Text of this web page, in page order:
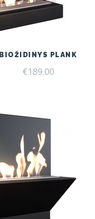
BIOŽIDINYS PLANK
€189.00